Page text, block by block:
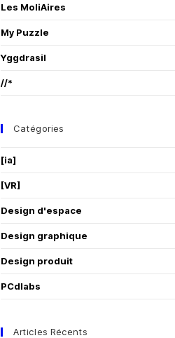
Les MoliAires
My Puzzle
Yggdrasil
//*
Catégories
[ia]
[VR]
Design d'espace
Design graphique
Design produit
PCdlabs
Articles Récents